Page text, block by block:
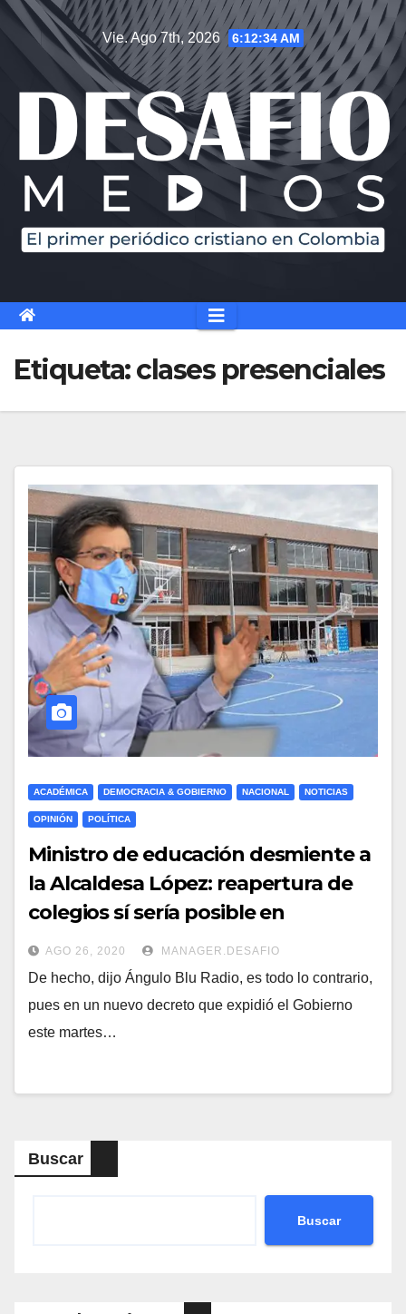
Saltar
contenido
Vie. Ago 7th, 2026 6:12:34 AM
Etiqueta:clases presenciales
ACADÉMICA DEMOCRACIA & GOBIERNO NACIONAL NOTICIAS
OPINIÓN POLÍTICA
Ministro de educación desmiente a
la Alcaldesa López: reapertura de
colegios sí sería posible en
septiembre
AGO 26, 2020 MANAGER.DESAFIO
De hecho, dijo Ángulo Blu Radio, es todo lo contrario,
pues en un nuevo decreto que expidió el Gobierno
este martes…
Buscar
Buscar